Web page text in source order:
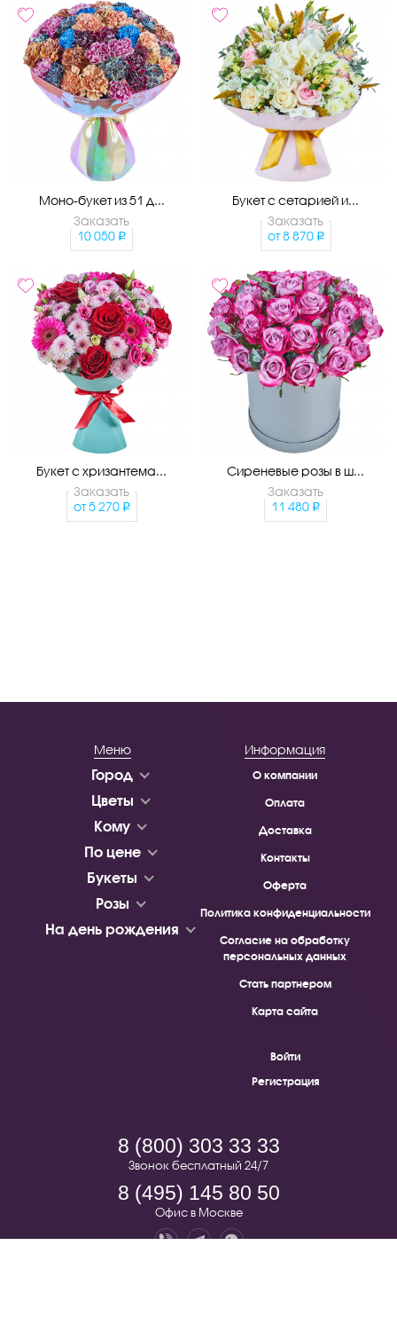
Моно-букет из 51 д...
Заказать
10 050
Букет с сетарией и...
Заказать
от 8 870
Букет с хризантема...
Заказать
от 5 270
Сиреневые розы в ш...
Заказать
11 480
Меню
Город
Цветы
Кому
По цене
Букеты
Розы
На день рождения
Информация
О компании
Оплата
Доставка
Контакты
Оферта
Политика конфиденциальности
Согласие на обработку
персональных данных
Стать партнером
Карта сайта
Войти
Регистрация
8 (800) 303 33 33
Звонок бесплатный 24/7
8 (495) 145 80 50
Офис в Москве